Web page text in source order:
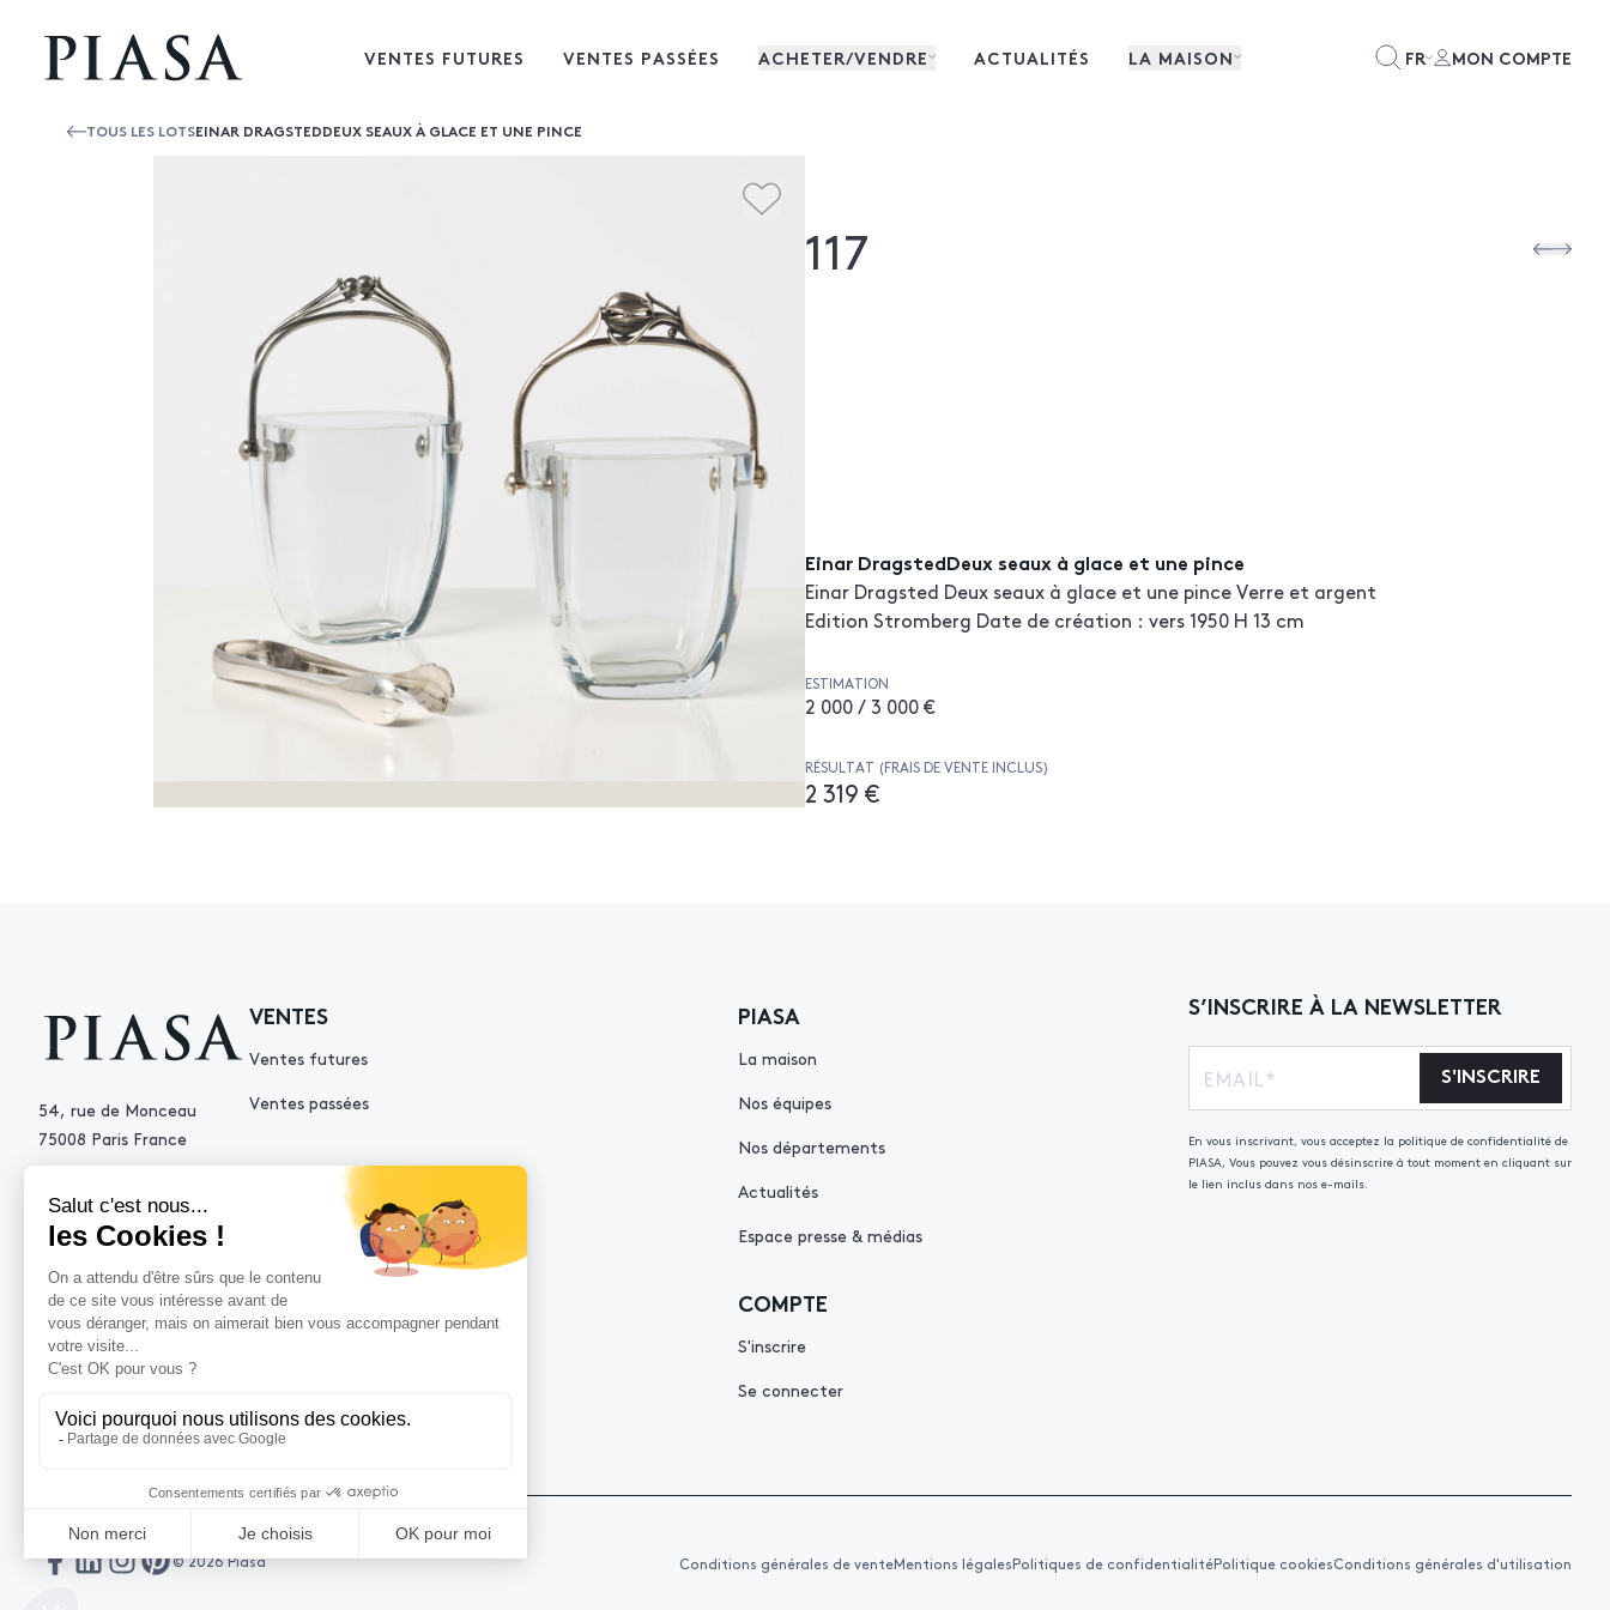
VENTES FUTURES VENTES PASSÉES ACHETER/VENDRE ACTUALITÉS LA MAISON FR MON COMPTE
TOUS LES LOTSEINAR DRAGSTEDDEUX SEAUX À GLACE ET UNE PINCE
117
Einar DragstedDeux seaux à glace et une pince
Einar Dragsted Deux seaux à glace et une pince Verre et argent
Edition Stromberg Date de création : vers 1950 H 13 cm
ESTIMATION
2 000 / 3 000 €
RÉSULTAT (FRAIS DE VENTE INCLUS)
2 319 €
54, rue de Monceau
75008 Paris France
contact@piasa.fr
VENTES
Ventes futures
Ventes passées
PIASA
La maison
Nos équipes
Nos départements
Actualités
Espace presse & médias
AIDE
Demande d’estimation
COMPTE
S'inscrire
Se connecter
S’INSCRIRE À LA NEWSLETTER
S'INSCRIRE
En vous inscrivant, vous acceptez la politique de confidentialité de
PIASA, Vous pouvez vous désinscrire à tout moment en cliquant sur
le lien inclus dans nos e-mails.
© 2026 Piasa Conditions générales de venteMentions légalesPolitiques de confidentialitéPolitique cookiesConditions générales d'utilisation